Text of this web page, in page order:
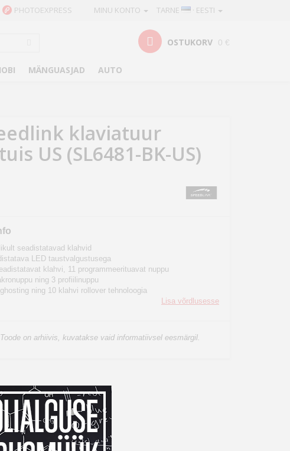
TARNE · EESTI
MINU KONTO
PHOTOEXPRESS
OSTUKORV 0 €
MÄNGUASJAD AUTO
klaviatuur
US (SL6481-BK-US)
seadistatavad klahvid
LED taustvalgustusega
klahvi, 11 programmeerituavat nuppu
ning 3 profiilinuppu
ning 10 klahvi rollover tehnoloogia
Lisa võrdlusesse
Toode on arhiivis, kuvatakse vaid informatiivsel eesmärgil.